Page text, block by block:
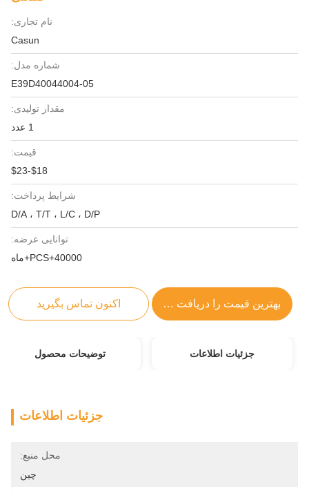
نام تجاری:
Casun
شماره مدل:
E39D40044004-05
مقدار تولیدی:
قیمت:
$18-$23
شرایط پرداخت:
D/A ، T/T ، L/C ، D/P
توانایی عرضه:
40000+PCS+ماه
بهترین قیمت را دریافت کنید اکنون تماس بگیرید
جزئیات اطلاعات توضیحات محصول
جزئیات اطلاعات
محل منبع:
چین